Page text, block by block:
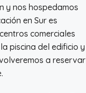
y nos hospedamos
en Sur es
comerciales
piscina del edificio y
a reservar